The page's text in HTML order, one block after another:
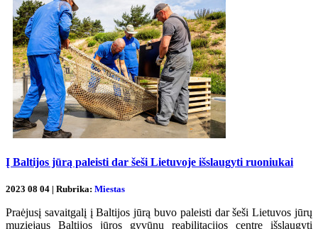
Į Baltijos jūrą paleisti dar šeši Lietuvoje išslaugyti ruoniukai
2023 08 04 | Rubrika: Miestas
Praėjusį savaitgalį į Baltijos jūrą buvo paleisti dar šeši Lietuvos jūrų
muziejaus Baltijos jūros gyvūnų reabilitacijos centre išslaugyti